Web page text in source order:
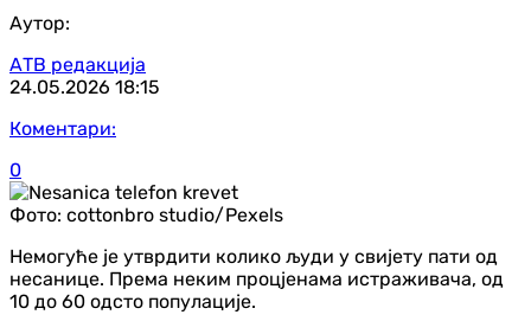
Аутор:
АТВ редакција
24.05.2026 18:15
Коментари:
0
Фото: cottonbro studio/Pexels
Немогуће је утврдити колико људи у свијету пати од
несанице. Према неким процјенама истраживача, од
10 до 60 одсто популације.